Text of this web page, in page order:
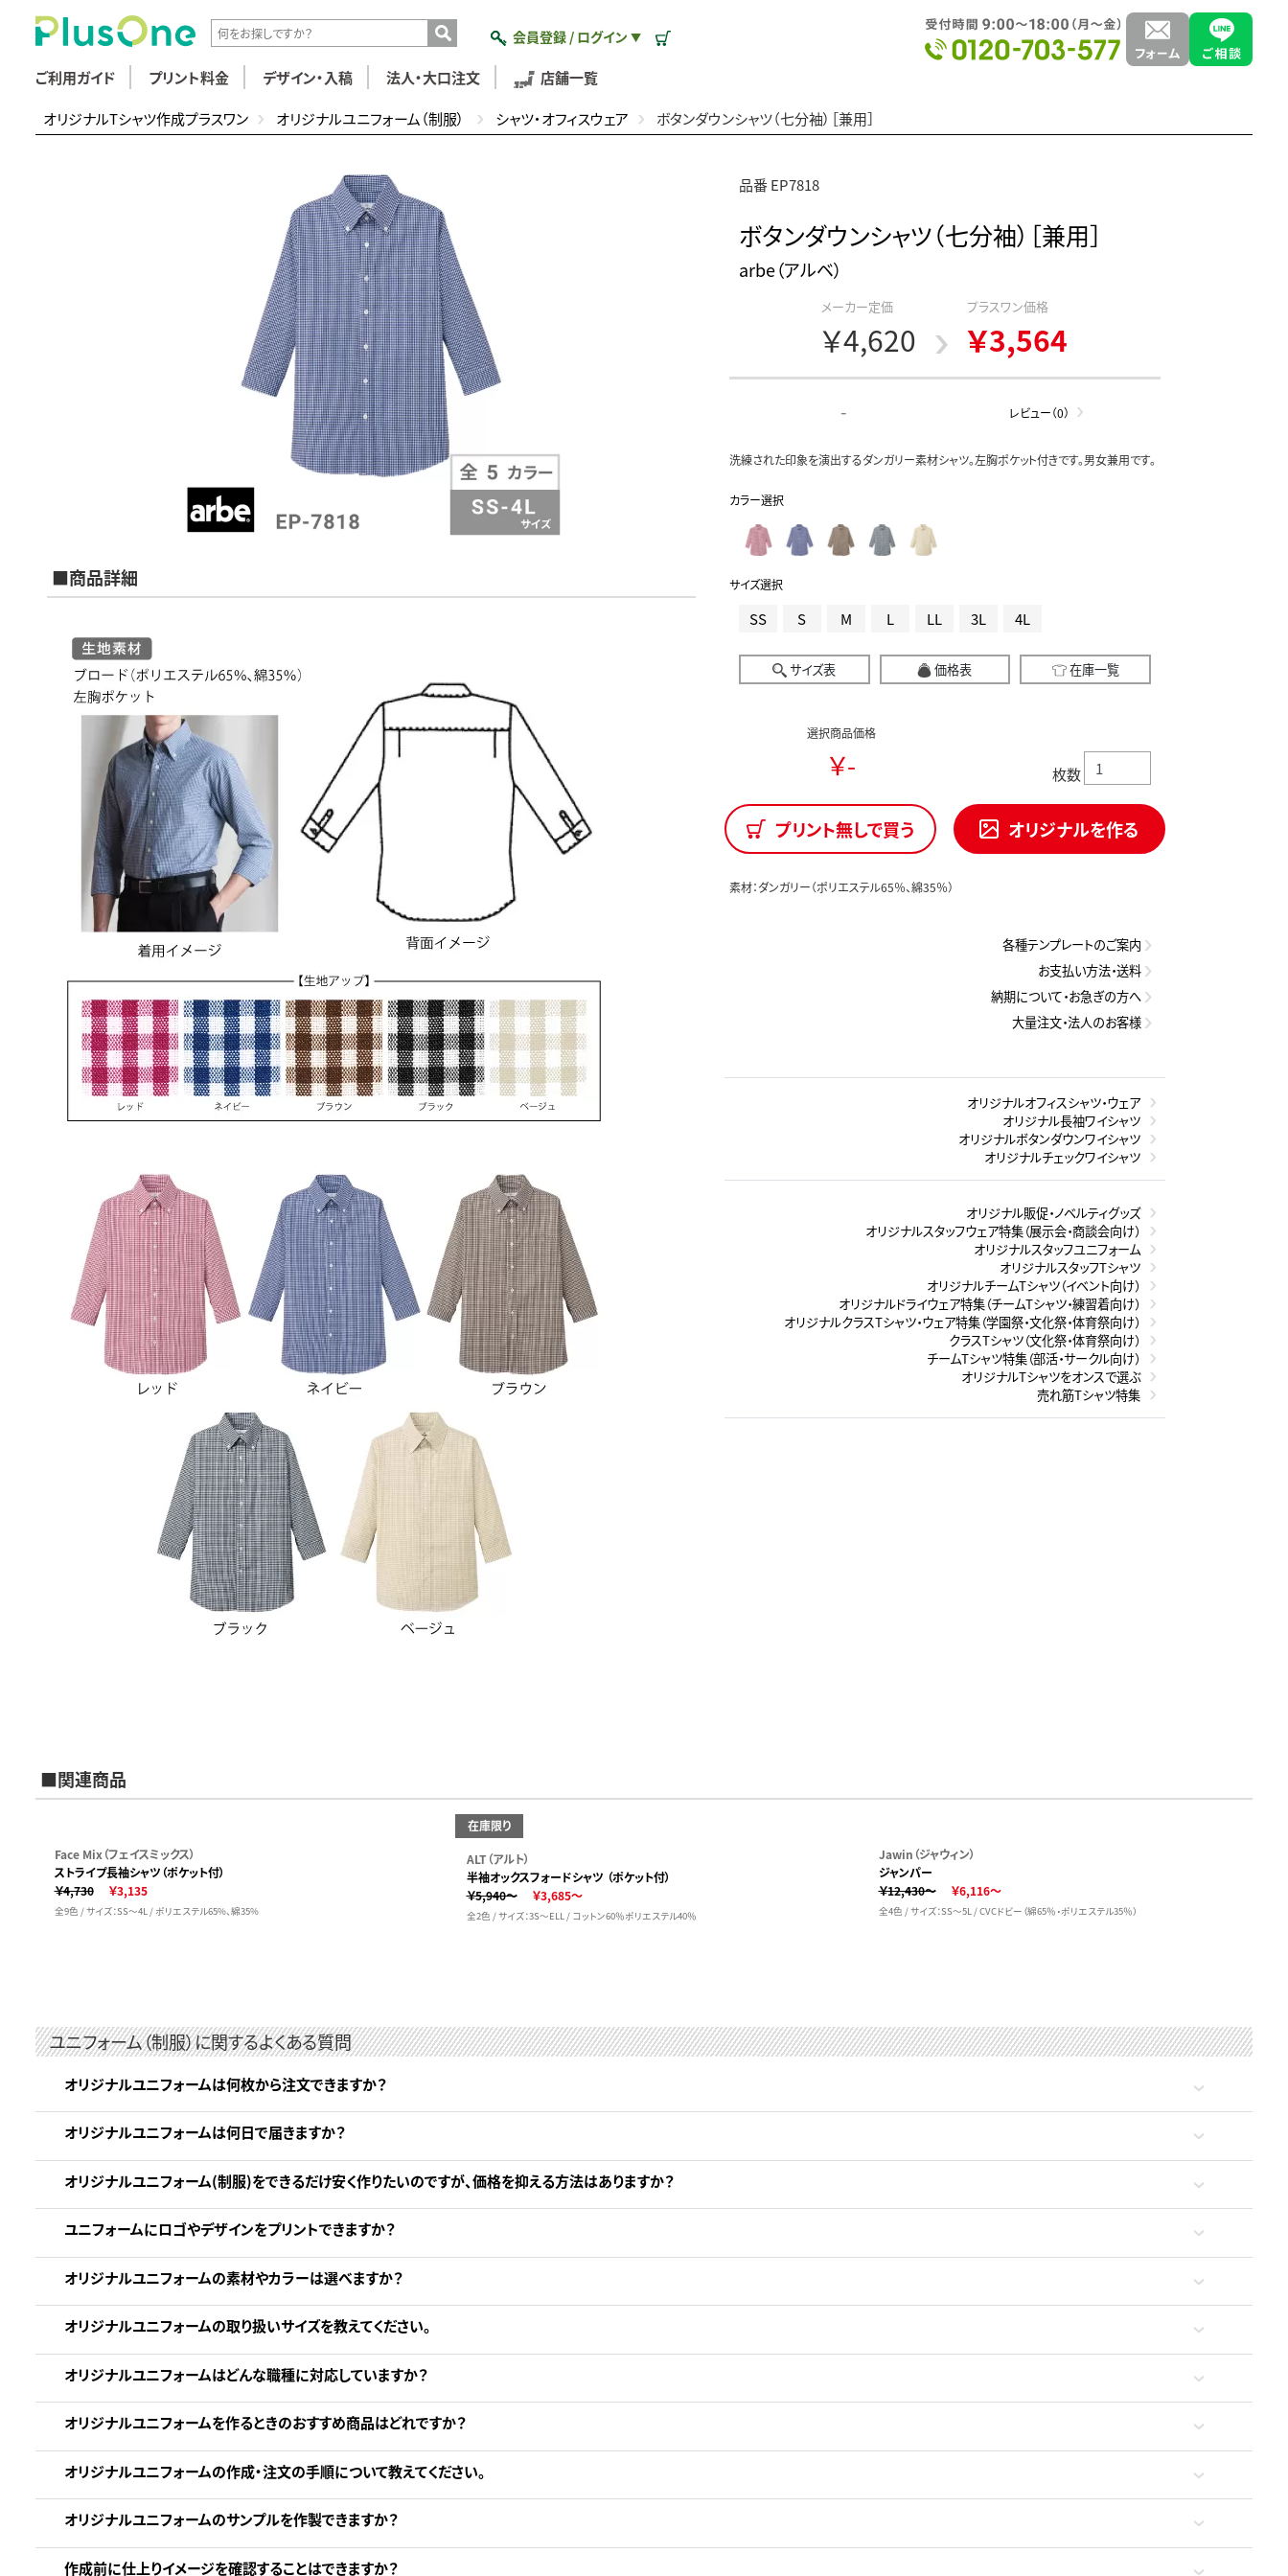
会員登録 / ログイン ▼
ご利用ガイド プリント料金 デザイン・入稿 法人・大口注文 店舗一覧
オリジナルTシャツ作成プラスワン オリジナルユニフォーム（制服） シャツ・オフィスウェア ボタンダウンシャツ（七分袖）［兼用］
■商品詳細
品番 EP7818
ボタンダウンシャツ（七分袖）［兼用］
arbe（アルベ）
メーカー定価
￥4,620
プラスワン価格
￥3,564
- レビュー（0）
洗練された印象を演出するダンガリー素材シャツ。左胸ポケット付きです。男女兼用です。
カラー選択
サイズ選択
SS S M L LL 3L 4L
サイズ表 価格表 在庫一覧
選択商品価格
￥- 枚数
プリント無しで買う オリジナルを作る
素材：ダンガリー（ポリエステル65％、綿35％）
各種テンプレートのご案内
お支払い方法・送料
納期について・お急ぎの方へ
大量注文・法人のお客様
オリジナルオフィスシャツ・ウェア
オリジナル長袖ワイシャツ
オリジナルボタンダウンワイシャツ
オリジナルチェックワイシャツ
オリジナル販促・ノベルティグッズ
オリジナルスタッフウェア特集（展示会・商談会向け）
オリジナルスタッフユニフォーム
オリジナルスタッフTシャツ
オリジナルチームTシャツ（イベント向け）
オリジナルドライウェア特集（チームTシャツ・練習着向け）
オリジナルクラスTシャツ・ウェア特集（学園祭・文化祭・体育祭向け）
クラスTシャツ（文化祭・体育祭向け）
チームTシャツ特集（部活・サークル向け）
オリジナルTシャツをオンスで選ぶ
売れ筋Tシャツ特集
■関連商品
Face Mix（フェイスミックス）
ストライプ長袖シャツ（ポケット付）
￥4,730
￥3,135
全9色 / サイズ：SS～4L / ポリエステル65%、綿35%
在庫限り
ALT（アルト）
半袖オックスフォードシャツ （ポケット付）
￥5,940～
￥3,685～
全2色 / サイズ：3S～ELL / コットン60％ポリエステル40％
Jawin（ジャウィン）
ジャンパー
￥12,430～
￥6,116～
全4色 / サイズ：SS～5L / CVCドビー（綿65％・ポリエステル35％）
ユニフォーム（制服）に関するよくある質問
オリジナルユニフォームは何枚から注文できますか？
オリジナルユニフォームは何日で届きますか？
オリジナルユニフォーム(制服)をできるだけ安く作りたいのですが、価格を抑える方法はありますか？
ユニフォームにロゴやデザインをプリントできますか？
オリジナルユニフォームの素材やカラーは選べますか？
オリジナルユニフォームの取り扱いサイズを教えてください。
オリジナルユニフォームはどんな職種に対応していますか？
オリジナルユニフォームを作るときのおすすめ商品はどれですか？
オリジナルユニフォームの作成・注文の手順について教えてください。
オリジナルユニフォームのサンプルを作製できますか？
作成前に仕上りイメージを確認することはできますか？